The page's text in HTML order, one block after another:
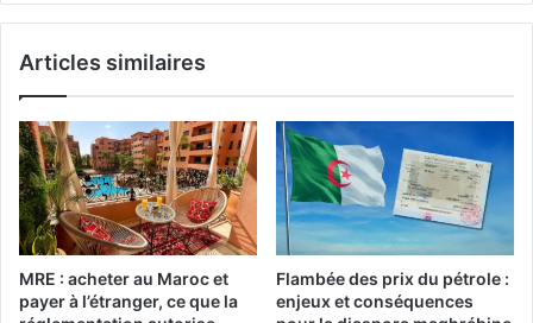
a
s
r
t
s
d
e
f
o
n
s
m
e
t
f
i
a
u
Articles similaires
MRE : acheter au Maroc et
payer à l’étranger, ce que la
Flambée des prix du pétrole :
enjeux et conséquences